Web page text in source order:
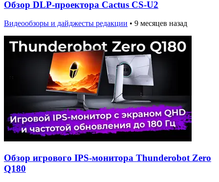
Обзор DLP-проектора Cactus CS-U2
Видеообзоры и дайджесты редакции • 9 месяцев назад
Обзор игрового IPS-монитора Thunderobot Zero
Q180